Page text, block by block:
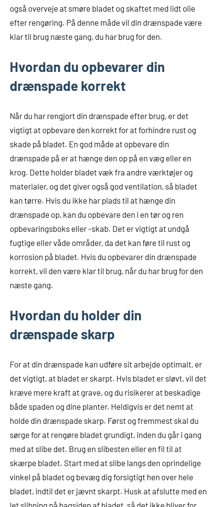
også overveje at smøre bladet og skaftet med lidt olie
efter rengøring. På denne måde vil din drænspade være
klar til brug næste gang, du har brug for den.
Hvordan du opbevarer din
drænspade korrekt
Når du har rengjort din drænspade efter brug, er det
vigtigt at opbevare den korrekt for at forhindre rust og
skade på bladet. En god måde at opbevare din
drænspade på er at hænge den op på en væg eller en
krog. Dette holder bladet væk fra andre værktøjer og
materialer, og det giver også god ventilation, så bladet
kan tørre. Hvis du ikke har plads til at hænge din
drænspade op, kan du opbevare den i en tør og ren
opbevaringsboks eller -skab. Det er vigtigt at undgå
fugtige eller våde områder, da det kan føre til rust og
korrosion på bladet. Hvis du opbevarer din drænspade
korrekt, vil den være klar til brug, når du har brug for den
næste gang.
Hvordan du holder din
drænspade skarp
For at din drænspade kan udføre sit arbejde optimalt, er
det vigtigt, at bladet er skarpt. Hvis bladet er sløvt, vil det
kræve mere kraft at grave, og du risikerer at beskadige
både spaden og dine planter. Heldigvis er det nemt at
holde din drænspade skarp. Først og fremmest skal du
sørge for at rengøre bladet grundigt, inden du går i gang
med at slibe det. Brug en slibesten eller en fil til at
skærpe bladet. Start med at slibe langs den oprindelige
vinkel på bladet og bevæg dig forsigtigt hen over hele
bladet, indtil det er jævnt skarpt. Husk at afslutte med en